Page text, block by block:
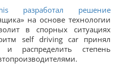
разработал решение
на основе технологии
в спорных ситуациях
self driving car принял
распределить степень